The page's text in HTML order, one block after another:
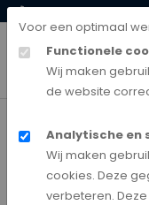
Voor een optimaal
Functionele
Wij maken
de website
Analytische en
Wij maken
cookies. Deze
verbeteren.
0528-850135
Home
van